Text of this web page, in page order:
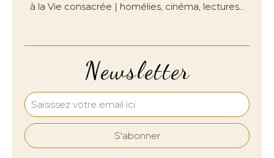
Newsletter
à la Vie consacrée | homélies, cinéma, lectures…